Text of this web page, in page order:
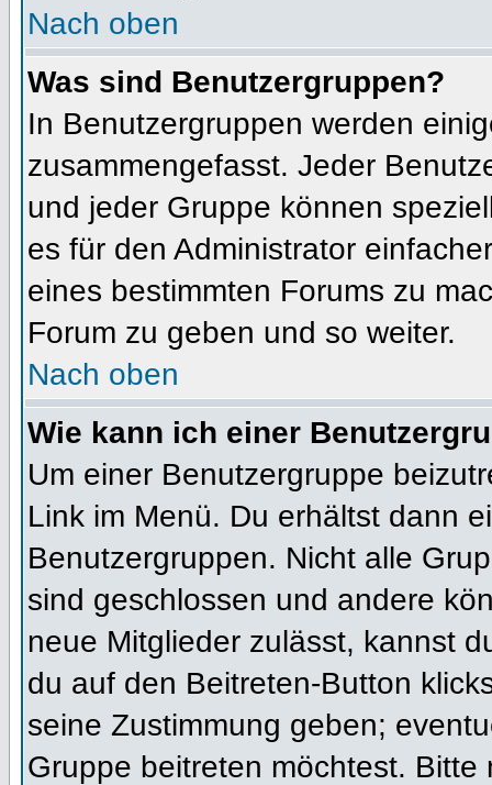
Nach oben
Was sind Benutzergruppen?
In Benutzergruppen werden
zusammengefasst. Jeder
und jeder Gruppe können
es für den Administrator
eines bestimmten Forums zu
Forum zu geben und so weiter.
Nach oben
Wie kann ich einer
Um einer Benutzergruppe
Link im Menü. Du erhältst dann
Benutzergruppen. Nicht alle
sind geschlossen und andere
neue Mitglieder zulässt, kannst
du auf den Beitreten-Button
seine Zustimmung geben;
Gruppe beitreten möchtest.